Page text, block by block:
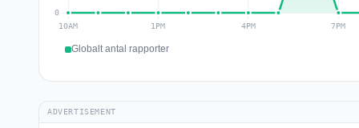
Globalt antal rapporter
ADVERTISEMENT